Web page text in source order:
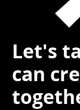
Let's
can